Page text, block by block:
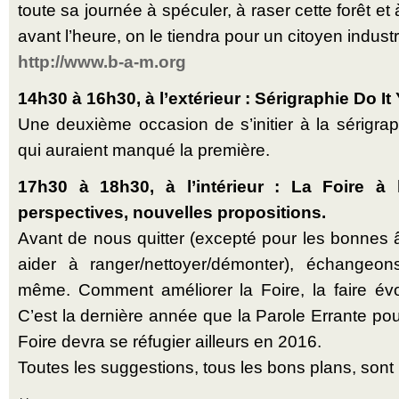
toute sa journée à spéculer, à raser cette forêt et
avant l’heure, on le tiendra pour un citoyen
http://www.b-a-m.org
14h30 à 16h30, à l’extérieur : Sérigraphie Do It
Une deuxième occasion de s’initier à la
qui auraient manqué la première.
17h30 à 18h30, à l’intérieur : La Foire à
perspectives, nouvelles propositions.
Avant de nous quitter (excepté pour les bonnes
aider à ranger/nettoyer/démonter),
même. Comment améliorer la Foire, la faire
C’est la dernière année que la Parole Errante
Foire devra se réfugier ailleurs en 2016.
Toutes les suggestions, tous les bons plans,